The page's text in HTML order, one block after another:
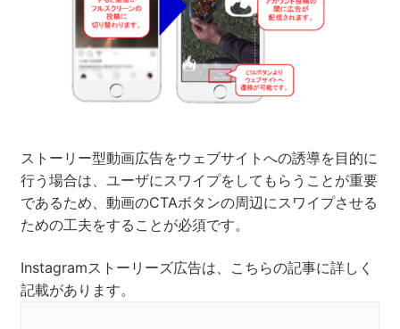
ストーリー型動画広告をウェブサイトへの誘導を目的に
行う場合は、ユーザにスワイプをしてもらうことが重要
であるため、動画のCTAボタンの周辺にスワイプさせる
ための工夫をすることが必須です。
Instagramストーリーズ広告は、こちらの記事に詳しく
記載があります。